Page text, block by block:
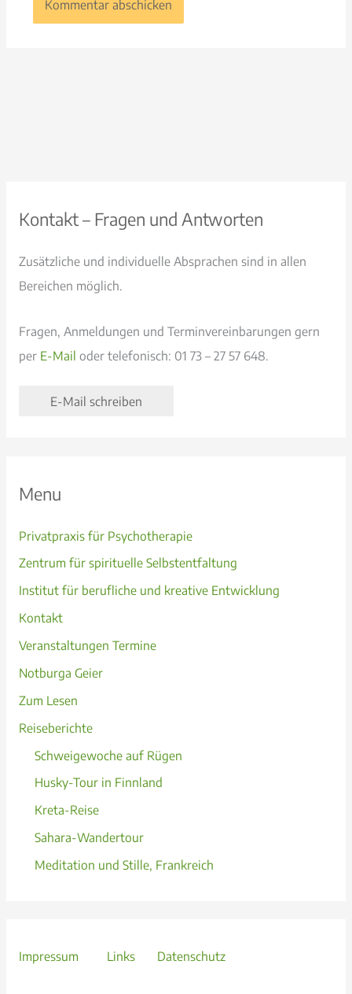
Kontakt – Fragen und Antworten
Zusätzliche und individuelle Absprachen sind in allen
Bereichen möglich.
Fragen, Anmeldungen und Terminvereinbarungen gern
per E-Mail oder telefonisch: 01 73 – 27 57 648.
E-Mail schreiben
Menu
Privatpraxis für Psychotherapie
Zentrum für spirituelle Selbstentfaltung
Institut für berufliche und kreative Entwicklung
Kontakt
Veranstaltungen Termine
Notburga Geier
Zum Lesen
Reiseberichte
Schweigewoche auf Rügen
Husky-Tour in Finnland
Kreta-Reise
Sahara-Wandertour
Meditation und Stille, Frankreich
Impressum Links Datenschutz